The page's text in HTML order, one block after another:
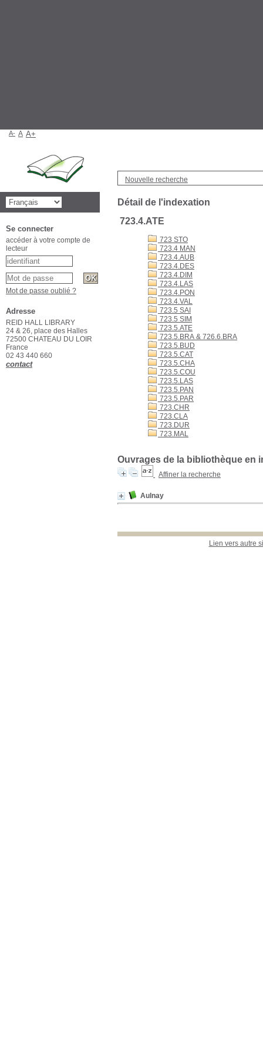
Nouvelle recherche
Détail de l'indexation
723.4.ATE
723 STO
723.4 MAN
723.4.AUB
723.4.DES
723.4.DIM
723.4.LAS
723.4.PON
723.4.VAL
723.5 SAI
723.5 SIM
723.5.ATE
723.5.BRA & 726.6.BRA
723.5.BUD
723.5.CAT
723.5.CHA
723.5.COU
723.5.LAS
723.5.PAN
723.5.PAR
723.CHR
723.CLA
723.DUR
723.MAL
Ouvrages de la bibliothèque en
Affiner la recherche
Aulnay
Lien vers autre
A- A A+
Se connecter
accéder à votre compte de
lecteur
Mot de passe oublié ?
Adresse
REID HALL LIBRARY
24 & 26, place des Halles
72500 CHATEAU DU LOIR
France
02 43 440 660
contact